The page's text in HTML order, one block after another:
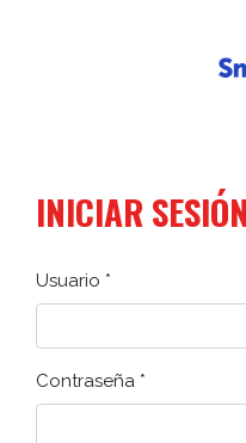
INICIAR SESIÓN
Usuario *
Contraseña *